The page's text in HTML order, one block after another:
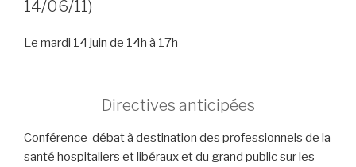
14/06/11)
Le mardi 14 juin de 14h à 17h
Directives anticipées
Conférence-débat à destination des professionnels de la
santé hospitaliers et libéraux et du grand public sur les